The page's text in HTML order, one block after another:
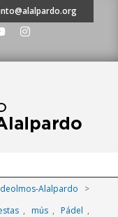
Alalpardo
>
, mús , Pádel ,